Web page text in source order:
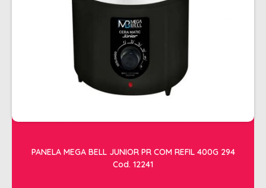
MANICURE
ACESSORIOS
ALICATES
AMOLECEDOR DE CUTICULAS
CREMES
LUVAS E SAPATILHAS C/CREME
PANELA MEGA BELL JUNIOR PR COM REFIL 400G 294
Cod. 12241